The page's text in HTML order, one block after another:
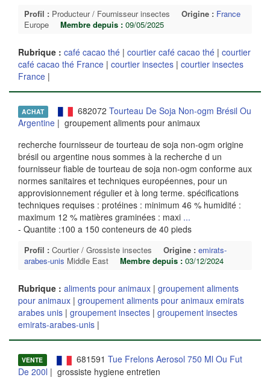
Profil : Producteur / Fournisseur insectes Origine : France
Europe
Membre depuis : 09/05/2025
Rubrique : café cacao thé | courtier café cacao thé | courtier
café cacao thé France | courtier insectes | courtier insectes
France |
ACHAT 682072 Tourteau De Soja Non-ogm Brésil Ou
Argentine | groupement aliments pour animaux
recherche fournisseur de tourteau de soja non-ogm origine
brésil ou argentine nous sommes à la recherche d un
fournisseur fiable de tourteau de soja non-ogm conforme aux
normes sanitaires et techniques européennes, pour un
approvisionnement régulier et à long terme. spécifications
techniques requises : protéines : minimum 46 % humidité :
maximum 12 % matières graminées : maxi ...
- Quantite :100 a 150 conteneurs de 40 pieds
Profil : Courtier / Grossiste insectes Origine : emirats-
arabes-unis Middle East Membre depuis : 03/12/2024
Rubrique : aliments pour animaux | groupement aliments
pour animaux | groupement aliments pour animaux emirats
arabes unis | groupement insectes | groupement insectes
emirats-arabes-unis |
VENTE 681591 Tue Frelons Aerosol 750 Ml Ou Fut
De 200l | grossiste hygiene entretien